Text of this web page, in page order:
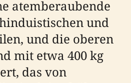
atemberaubende
und
und die oberen
mit etwa 400 kg
das von